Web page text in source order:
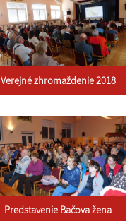
Verejné zhromaždenie 2018
Predstavenie Bačova žena